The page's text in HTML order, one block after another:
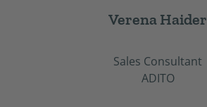
Verena Haider
Sales Consultant
ADITO